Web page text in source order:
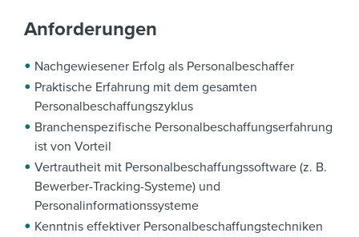
Anforderungen
Nachgewiesener Erfolg als Personalbeschaffer
Praktische Erfahrung mit dem gesamten
Personalbeschaffungszyklus
Branchenspezifische Personalbeschaffungserfahrung
ist von Vorteil
Vertrautheit mit Personalbeschaffungssoftware (z. B.
Bewerber-Tracking-Systeme) und
Personalinformationssysteme
Kenntnis effektiver Personalbeschaffungstechniken